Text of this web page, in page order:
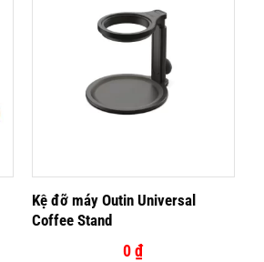
Kệ đỡ máy Outin Universal
Coffee Stand
0₫